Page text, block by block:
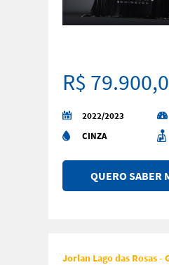
R$
2022/2023
CINZA
QUERO SABER
Jorlan Lago das Rosas -